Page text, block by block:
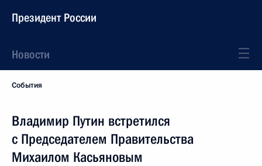
Президент России
Новости
События
Владимир Путин встретился
с Председателем Правительства
Михаилом Касьяновым